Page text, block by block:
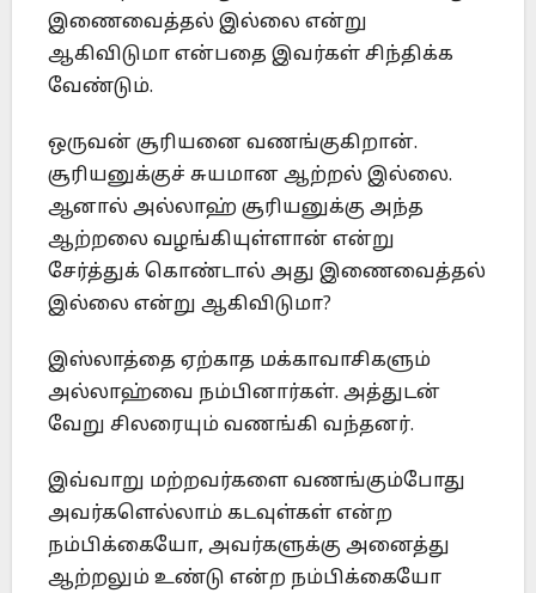
இணைவைத்தல் இல்லை என்று
ஆகிவிடுமா என்பதை இவர்கள் சிந்திக்க
வேண்டும்.
ஒருவன் சூரியனை வணங்குகிறான்.
சூரியனுக்குச் சுயமான ஆற்றல் இல்லை.
ஆனால் அல்லாஹ் சூரியனுக்கு அந்த
ஆற்றலை வழங்கியுள்ளான் என்று
சேர்த்துக் கொண்டால் அது இணைவைத்தல்
இல்லை என்று ஆகிவிடுமா?
இஸ்லாத்தை ஏற்காத மக்காவாசிகளும்
அல்லாஹ்வை நம்பினார்கள். அத்துடன்
வேறு சிலரையும் வணங்கி வந்தனர்.
இவ்வாறு மற்றவர்களை வணங்கும்போது
அவர்களெல்லாம் கடவுள்கள் என்ற
நம்பிக்கையோ, அவர்களுக்கு அனைத்து
ஆற்றலும் உண்டு என்ற நம்பிக்கையோ